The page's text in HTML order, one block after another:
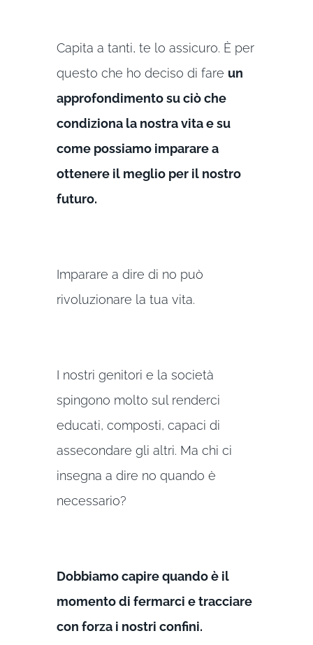
Capita a tanti, te lo assicuro. È per
questo che ho deciso di fare un
approfondimento su ciò che
condiziona la nostra vita e su
come possiamo imparare a
ottenere il meglio per il nostro
futuro.
Imparare a dire di no può
rivoluzionare la tua vita.
I nostri genitori e la società
spingono molto sul renderci
educati, composti, capaci di
assecondare gli altri. Ma chi ci
insegna a dire no quando è
necessario?
Dobbiamo capire quando è il
momento di fermarci e tracciare
con forza i nostri confini.